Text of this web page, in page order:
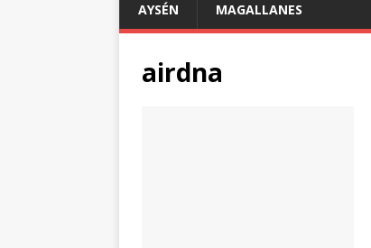
AYSÉN MAGALLANES
airdna